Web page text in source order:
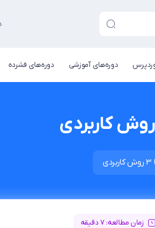
دوره‌های آموزشی دوره‌های فشرده
زمان مطالعه: 7 دقیقه